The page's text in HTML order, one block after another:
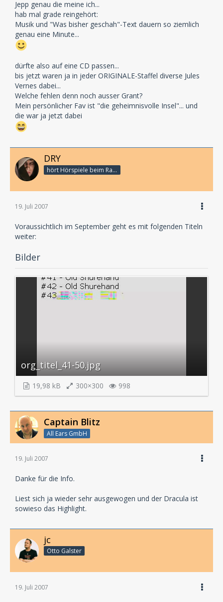
Jepp genau die meine ich...
hab mal grade reingehört:
Musik und "Was bisher geschah"-Text dauern so ziemlich
genau eine Minute...
dürfte also auf eine CD passen...
bis jetzt waren ja in jeder ORIGINALE-Staffel diverse Jules
Vernes dabei...
Welche fehlen denn noch ausser Grant?
Mein persönlicher Fav ist "die geheimnisvolle Insel"... und
die war ja jetzt dabei
DRY
hört Hörspiele beim Rasenmähen
19. Juli 2007
Voraussichtlich im September geht es mit folgenden Titeln
weiter:
Bilder
org_titel_41-50.jpg
19,98 kB 300×300 998
Captain Blitz
All Ears GmbH
19. Juli 2007
Danke für die Info.
Liest sich ja wieder sehr ausgewogen und der Dracula ist
sowieso das Highlight.
jc
Otto Galster
19. Juli 2007